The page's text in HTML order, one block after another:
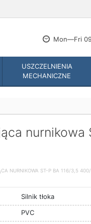
Mon—Fri
USZCZELNIENIA
MECHANICZNE
nurnikowa
NURNIKOWA ST-P BA 116/3,5
Silnik tłoka
PVC